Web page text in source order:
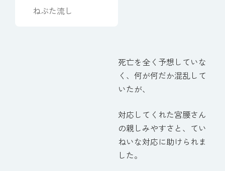
ねぶた流し
死亡を全く予想していな
く、何が何だか混乱して
いたが、
対応してくれた宮腰さん
の親しみやすさと、てい
ねいな対応に助けられま
した。